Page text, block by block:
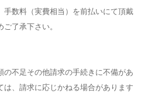
手数料（実費相当）を前払いにて頂戴
了承下さい。
の不足その他請求の手続きに不備があ
は、請求に応じかねる場合があります